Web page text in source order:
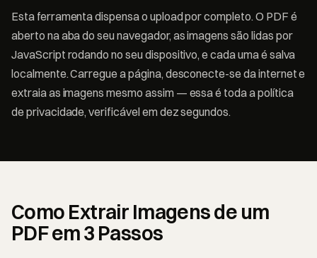
Esta ferramenta dispensa o upload por completo. O PDF é
aberto na aba do seu navegador, as imagens são lidas por
JavaScript rodando no seu dispositivo, e cada uma é salva
localmente. Carregue a página, desconecte-se da internet e
extraia as imagens mesmo assim — essa é toda a política
de privacidade, verificável em dez segundos.
Como Extrair Imagens de um
PDF em 3 Passos